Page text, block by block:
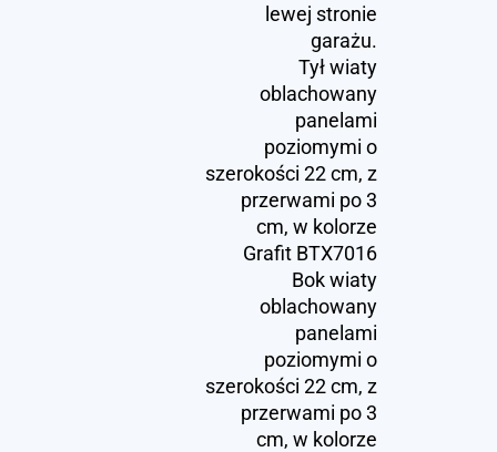
lewej stronie
garażu.
Tył wiaty
oblachowany
panelami
poziomymi o
szerokości 22 cm, z
przerwami po 3
cm, w kolorze
Grafit BTX7016
Bok wiaty
oblachowany
panelami
poziomymi o
szerokości 22 cm, z
przerwami po 3
cm, w kolorze